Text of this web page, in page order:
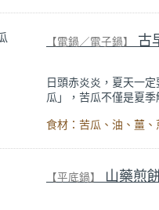
使用醬油、蠔油、米
肥肉偏少的梅花肉，
作法也很簡單，先把肉
【電鍋／電子鍋】 古
日頭赤炎炎，夏天一
瓜」，苦瓜不僅是夏
煮後才不容易過爛，
郁超下飯，是一道令人
【平底鍋】 山藥煎